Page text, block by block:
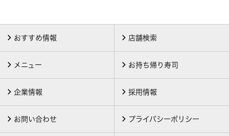
おすすめ情報 店舗検索
メニュー お持ち帰り寿司
企業情報 採用情報
お問い合わせ プライバシーポリシー